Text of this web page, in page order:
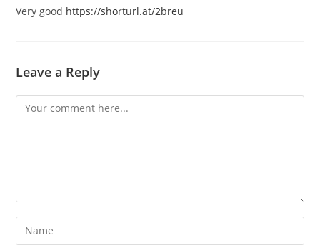
Very good https://shorturl.at/2breu
Leave a Reply
Comment
Enter
your